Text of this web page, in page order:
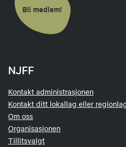
Bli medlem!
NJFF
Kontakt administrasjonen
Kontakt ditt lokallag eller
Om oss
Organisasjonen
Tillitsvalgt